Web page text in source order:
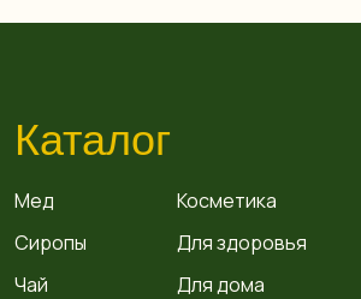
Каталог
Мед
Сиропы
Чай
Косметика
Для дома
Для здоровья